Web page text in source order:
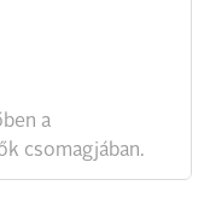
a
csomagjában.